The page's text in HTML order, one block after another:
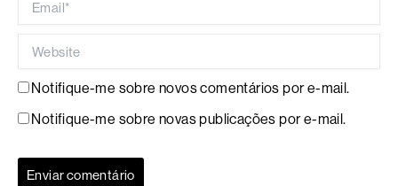
Notifique-me sobre novos comentários por e-mail.
Notifique-me sobre novas publicações por e-mail.